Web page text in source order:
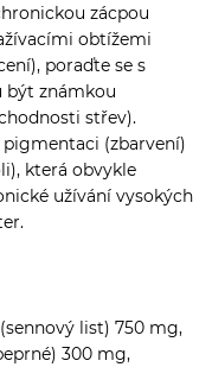
zácpou
obtížemi
poraďte se s
být známkou
střev).
(zbarvení)
která obvykle
užívání vysokých
list) 750 mg,
300 mg,